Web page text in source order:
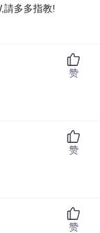
請多多指教!
赞
赞
赞